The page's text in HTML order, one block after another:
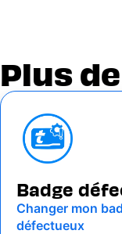
Plus
Badge
Changer mon
défectueux